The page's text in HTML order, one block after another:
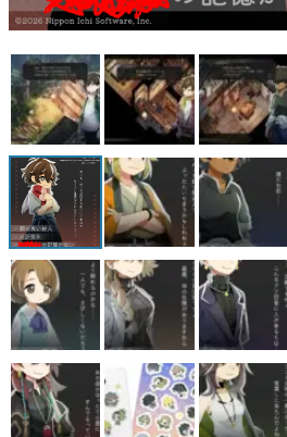
運営：株式会社マレ